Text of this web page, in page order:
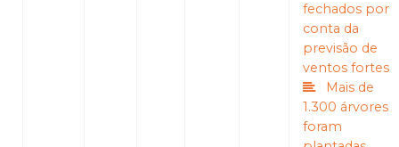
fechados por
conta da
previsão de
ventos fortes
Mais de
1.300 árvores
foram